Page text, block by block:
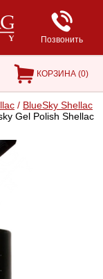
Позвонить
КОРЗИНА (0)
/ BlueSky Shellac
Gel Polish Shellac